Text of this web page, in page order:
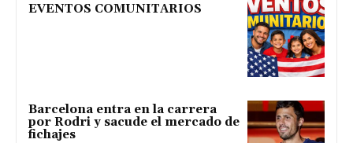
EVENTOS COMUNITARIOS
Barcelona entra en la carrera
por Rodri y sacude el mercado de
fichajes